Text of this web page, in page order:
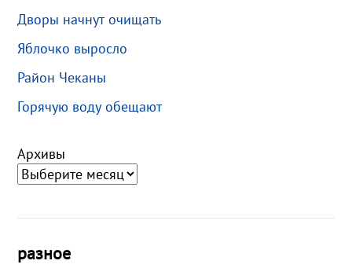
Дворы начнут очищать
Яблочко выросло
Район Чеканы
Горячую воду обещают
Архивы
разное